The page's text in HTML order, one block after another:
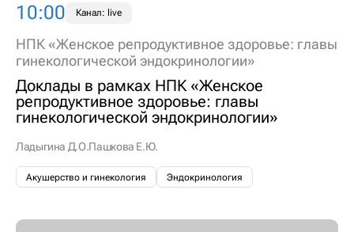
10:00 Канал: live
НПК «Женское репродуктивное здоровье: главы
гинекологической эндокринологии»
Доклады в рамках НПК «Женское
репродуктивное здоровье: главы
гинекологической эндокринологии»
Ладыгина Д.О.Пашкова Е.Ю.
Акушерство и гинекология Эндокринология